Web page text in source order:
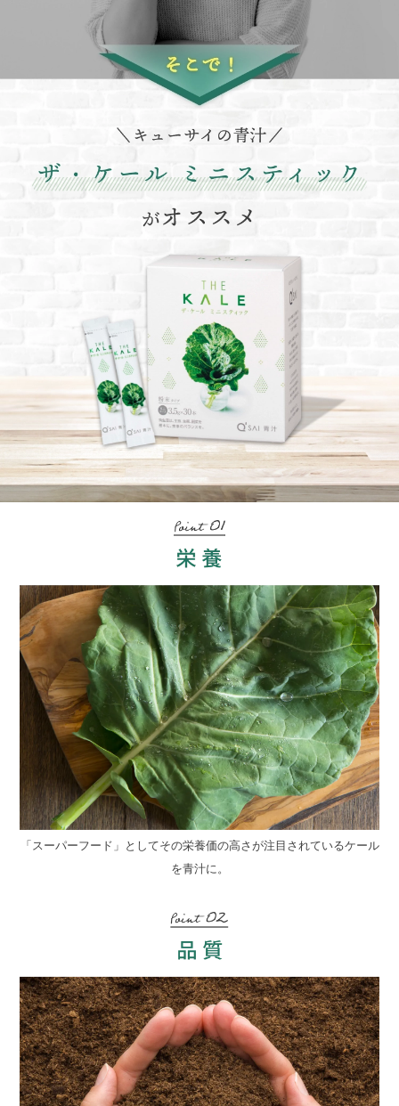
「スーパーフード」としてその栄養価の高さが注目されているケール
を青汁に。